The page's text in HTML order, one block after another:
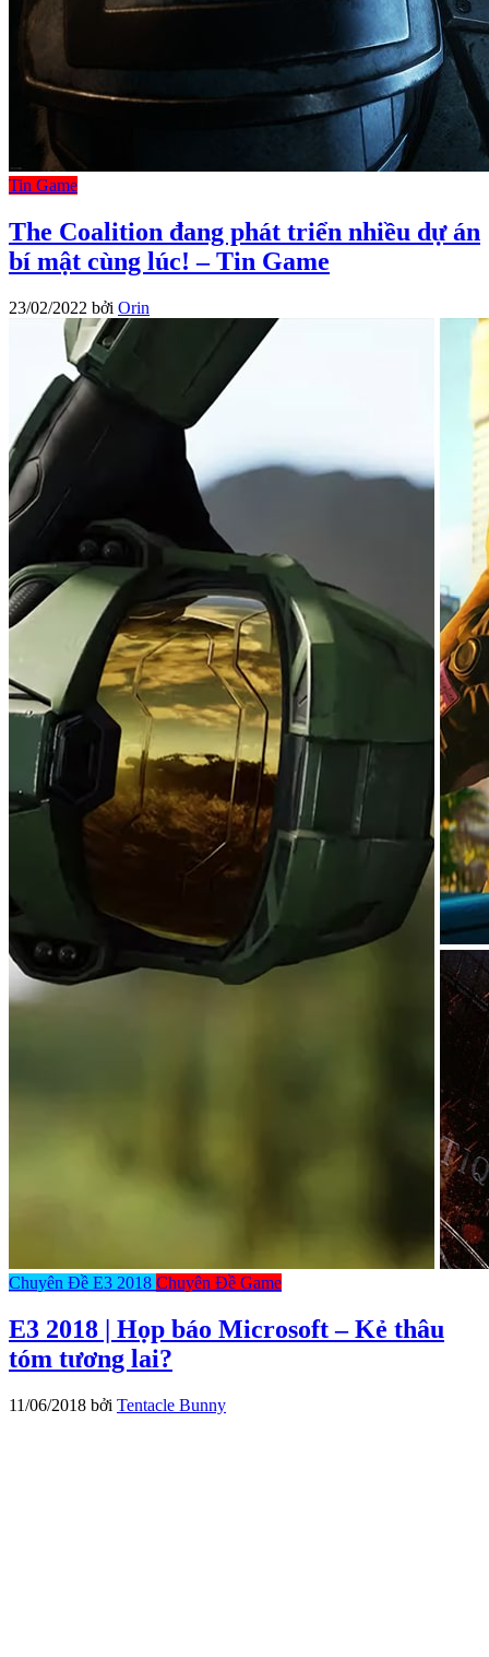
Tin Game
The Coalition đang phát triển nhiều dự án
bí mật cùng lúc! – Tin Game
23/02/2022 bởi Orin
Chuyên Đề E3 2018 Chuyên Đề Game
E3 2018 | Họp báo Microsoft – Kẻ thâu
tóm tương lai?
11/06/2018 bởi Tentacle Bunny